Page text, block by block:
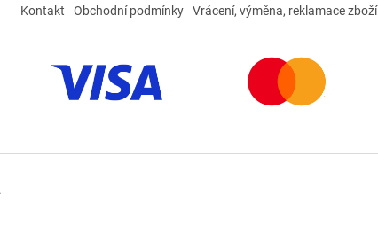
Kontakt Obchodní podmínky Vrácení, výměna, reklamace zboží